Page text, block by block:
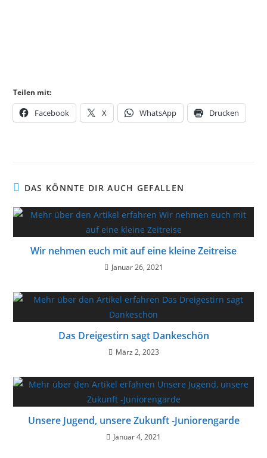
Teilen mit:
Facebook X WhatsApp Drucken
DAS KÖNNTE DIR AUCH GEFALLEN
Wir nehmen euch mit auf eine kleine Zeitreise
Januar 26, 2021
Das Dreigestirn sagt Dankeschön
März 2, 2023
Unsere Jugend, unsere Zukunft -Juniorengarde
Januar 4, 2021